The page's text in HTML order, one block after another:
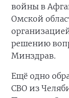
войны в
Омской
решению
Минздрав.
Ещё одно
СВО из